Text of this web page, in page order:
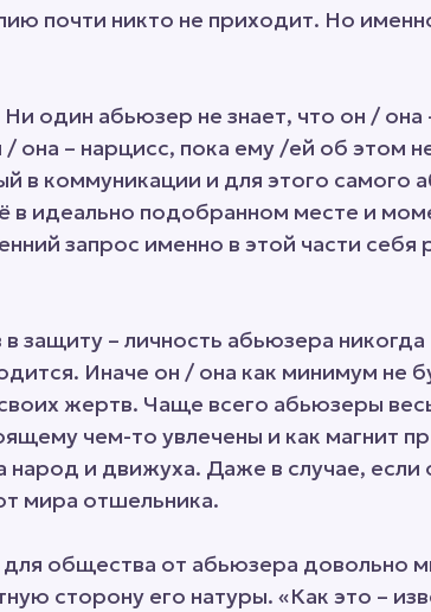
почти никто не приходит. Но
один абьюзер не знает, что он / она
она – нарцисс, пока ему /ей об этом
в коммуникации и для этого самого
идеально подобранном месте и
запрос именно в этой части себя
защиту – личность абьюзера никогда
Иначе он / она как минимум не
жертв. Чаще всего абьюзеры
чем-то увлечены и как магнит
народ и движуха. Даже в случае,
мира отшельника.
для общества от абьюзера довольно
сторону его натуры. «Как это –